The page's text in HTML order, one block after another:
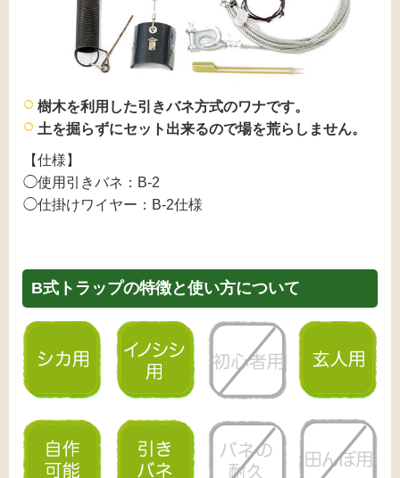
樹⽊を利⽤した引きバネ⽅式のワナです。
⼟を掘らずにセット出来るので場を荒らしません。
【仕様】
◯使用引きバネ：B-2
◯仕掛けワイヤー：B-2仕様
B式トラップの特徴と使い方について